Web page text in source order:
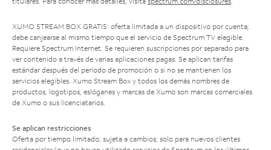
XUMO STREAM BOX GRATIS: oferta limitada a un dispositivo por cuenta;
debe canjearse al mismo tiempo que el servicio de Spectrum TV elegible.
Requiere Spectrum Internet. Se requieren suscripciones por separado para
ver contenido a través de varias aplicaciones pagas. Se aplican tarifas
estándar después del período de promoción o si no se mantienen los
servicios elegibles. Xumo Stream Box y todos los demás nombres de
productos, logotipos, eslóganes y marcas de Xumo son marcas comerciales
de Xumo o sus licenciatarios.
Se aplican restricciones
Oferta por tiempo limitado; sujeta a cambios; solo para nuevos clientes